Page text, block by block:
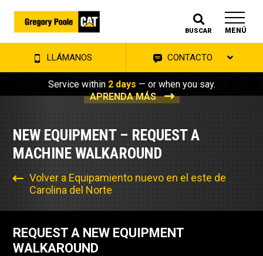
BUSCAR MENÚ
LLÁMANOS CONTACTO
Service within 2 days — or when you say.
APRENDA MÁS
NEW EQUIPMENT – REQUEST A
MACHINE WALKAROUND
Volver a Equipamiento nuevo en el este de
Carolina del Norte
REQUEST A NEW EQUIPMENT
WALKAROUND